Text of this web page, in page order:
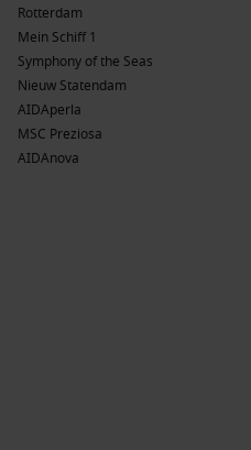
Rotterdam
Mein Schiff 1
Symphony of the Seas
Nieuw Statendam
AIDAperla
MSC Preziosa
AIDAnova